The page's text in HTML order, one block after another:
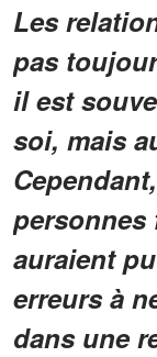
Les
pas
il est
soi, mais
personnes
auraient
erreurs à
dans une